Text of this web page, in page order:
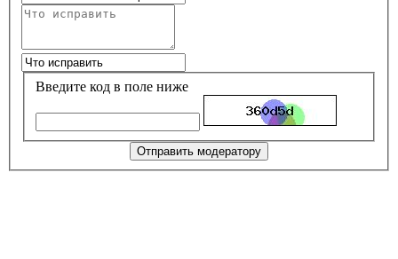
Введите код в поле ниже
Отправить модератору